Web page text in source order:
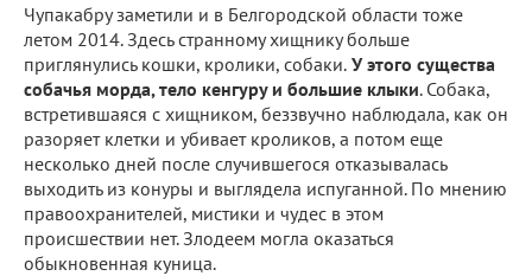
Чупакабру заметили и в Белгородской области тоже
летом 2014. Здесь странному хищнику больше
приглянулись кошки, кролики, собаки. У этого существа
собачья морда, тело кенгуру и большие клыки. Собака,
встретившаяся с хищником, беззвучно наблюдала, как он
разоряет клетки и убивает кроликов, а потом еще
несколько дней после случившегося отказывалась
выходить из конуры и выглядела испуганной. По мнению
правоохранителей, мистики и чудес в этом
происшествии нет. Злодеем могла оказаться
обыкновенная куница.